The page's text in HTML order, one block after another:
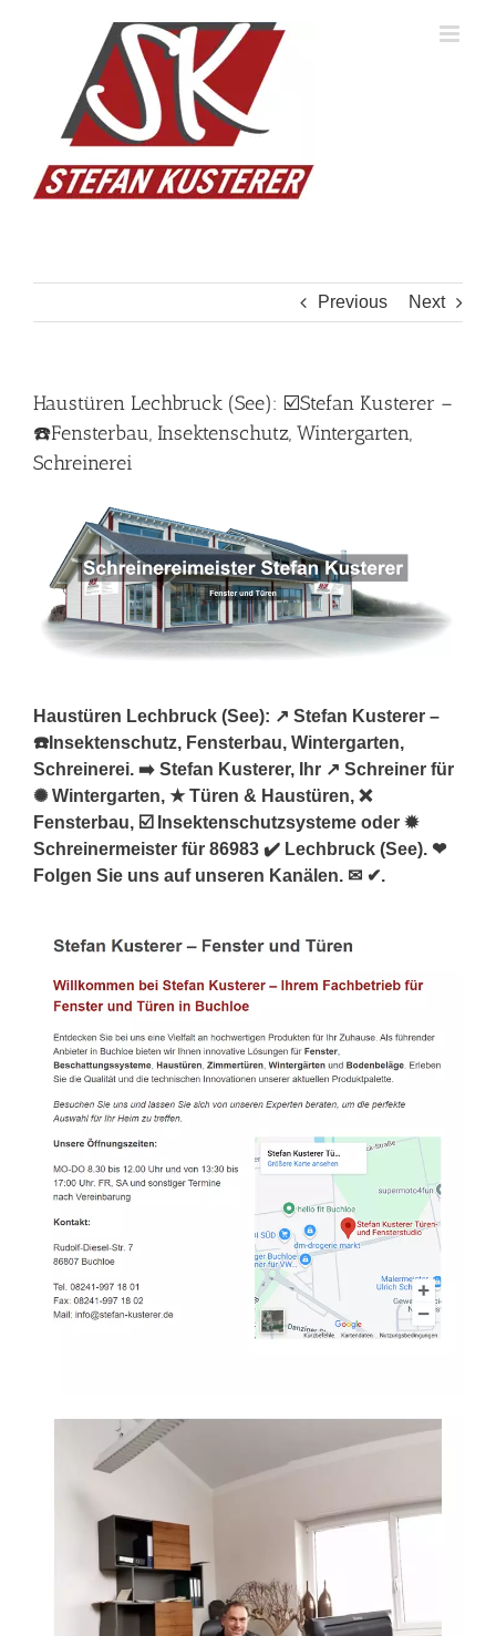
Previous Next
Haustüren Lechbruck (See): ☑️Stefan Kusterer –
☎️Fensterbau, Insektenschutz, Wintergarten,
Schreinerei
Haustüren Lechbruck (See): ↗️ Stefan Kusterer –
☎️Insektenschutz, Fensterbau, Wintergarten,
Schreinerei. ➡️ Stefan Kusterer, Ihr ↗️ Schreiner für
✺ Wintergarten, ★ Türen & Haustüren, ❌
Fensterbau, ☑️ Insektenschutzsysteme oder ✹
Schreinermeister für 86983 ✔️ Lechbruck (See). ❤
Folgen Sie uns auf unseren Kanälen. ✉ ✔.